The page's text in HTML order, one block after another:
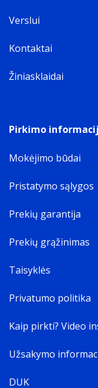
Verslui
Kontaktai
Žiniasklaidai
Pirkimo
Mokėjimo būdai
Pristatymo sąlygos
Prekių garantija
Prekių grąžinimas
Taisyklės
Privatumo politika
Kaip pirkti? Video
Užsakymo
DUK